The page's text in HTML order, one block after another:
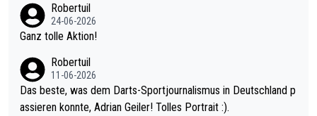
mal 40+ erst recht. Da gewinnst keinen Blumentopf - ist ja noc
h krasser wie ein Pokalspiel eines Kreisligisten vs einem Bund
Robertuil
24-06-2026
Ganz tolle Aktion!
Robertuil
11-06-2026
Das beste, was dem Darts-Sportjournalismus in Deutschland p
assieren konnte, Adrian Geiler! Tolles Portrait :).